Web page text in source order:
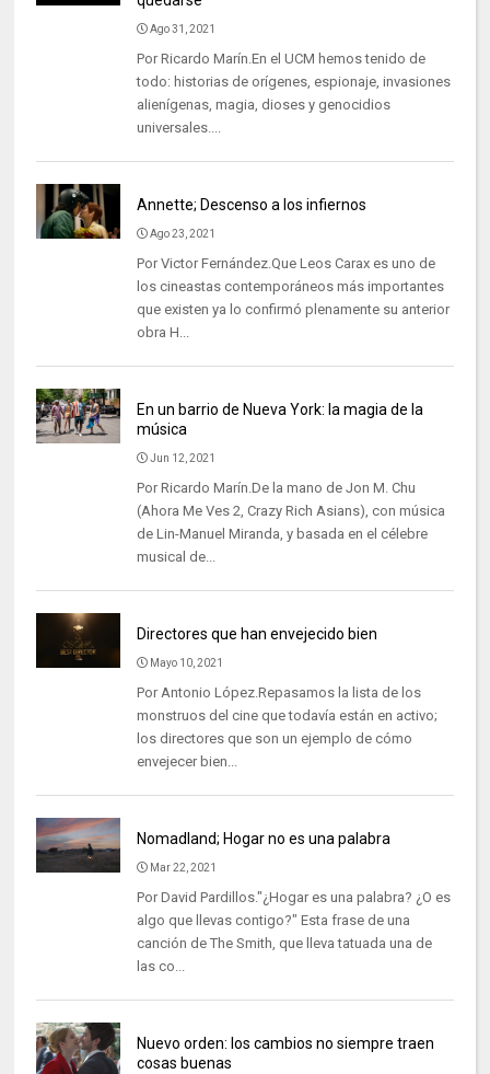
Ago 31, 2021
Por Ricardo Marín.En el UCM hemos tenido de
todo: historias de orígenes, espionaje, invasiones
alienígenas, magia, dioses y genocidios
universales....
Annette; Descenso a los infiernos
Ago 23, 2021
Por Victor Fernández.Que Leos Carax es uno de
los cineastas contemporáneos más importantes
que existen ya lo confirmó plenamente su anterior
obra H...
En un barrio de Nueva York: la magia de la
música
Jun 12, 2021
Por Ricardo Marín.De la mano de Jon M. Chu
(Ahora Me Ves 2, Crazy Rich Asians), con música
de Lin-Manuel Miranda, y basada en el célebre
musical de...
Directores que han envejecido bien
Mayo 10, 2021
Por Antonio López.Repasamos la lista de los
monstruos del cine que todavía están en activo;
los directores que son un ejemplo de cómo
envejecer bien...
Nomadland; Hogar no es una palabra
Mar 22, 2021
Por David Pardillos."¿Hogar es una palabra? ¿O es
algo que llevas contigo?" Esta frase de una
canción de The Smith, que lleva tatuada una de
las co...
Nuevo orden: los cambios no siempre traen
cosas buenas